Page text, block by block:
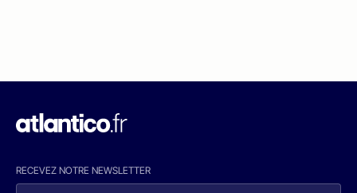
RECEVEZ NOTRE NEWSLETTER